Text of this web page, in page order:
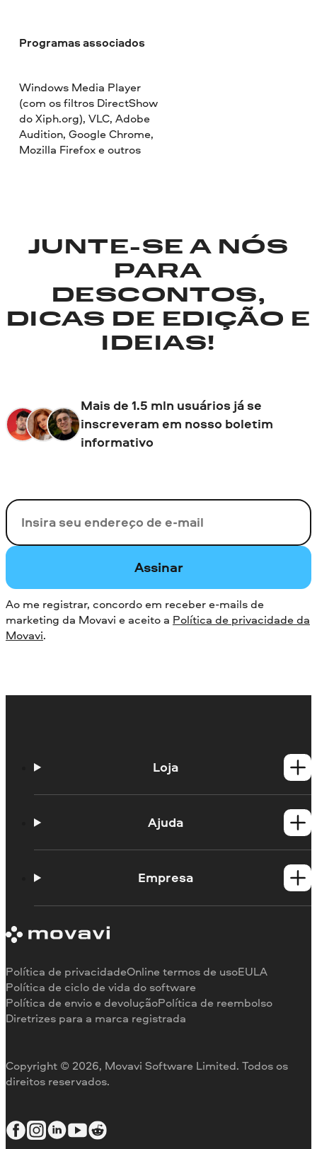
Programas associados
Windows Media Player
(com os filtros DirectShow
do Xiph.org), VLC, Adobe
Audition, Google Chrome,
Mozilla Firefox e outros
JUNTE-SE A NÓS
PARA
DESCONTOS,
DICAS DE EDIÇÃO E
IDEIAS!
Mais de 1.5 mln usuários já se
inscreveram em nosso boletim
informativo
Seu e-mail
Assinar
Ao me registrar, concordo em receber e-mails de
marketing da Movavi e aceito a Política de privacidade da
Movavi.
Loja
Produtos para Mac Ajuda
Portal de aprendizagem
Limitações da versão de teste
Reembolso
Empresa
Testemunhos
Por que nos escolher
Para o trabalho
Copyright © 2026, Movavi Software Limited. Todos os
direitos reservados.
Política de privacidadeOnline termos de usoEULA
Política de ciclo de vida do software
Política de envio e devoluçãoPolítica de reembolso
Diretrizes para a marca registrada